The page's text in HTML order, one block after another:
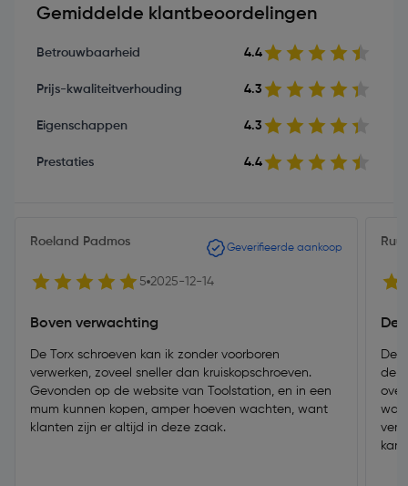
Gemiddelde klantbeoordelingen
Betrouwbaarheid 4.4
Prijs-kwaliteitverhouding 4.3
Eigenschappen 4.3
Prestaties 4.4
Roeland Padmos Geverifieerde aankoop
5 2025-12-14
Boven verwachting
De Torx schroeven kan ik zonder voorboren
verwerken, zoveel sneller dan kruiskopschroeven.
Gevonden op de website van Toolstation, en in een
mum kunnen kopen, amper hoeven wachten, want
klanten zijn er altijd in deze zaak.
De
De
de
was
kan